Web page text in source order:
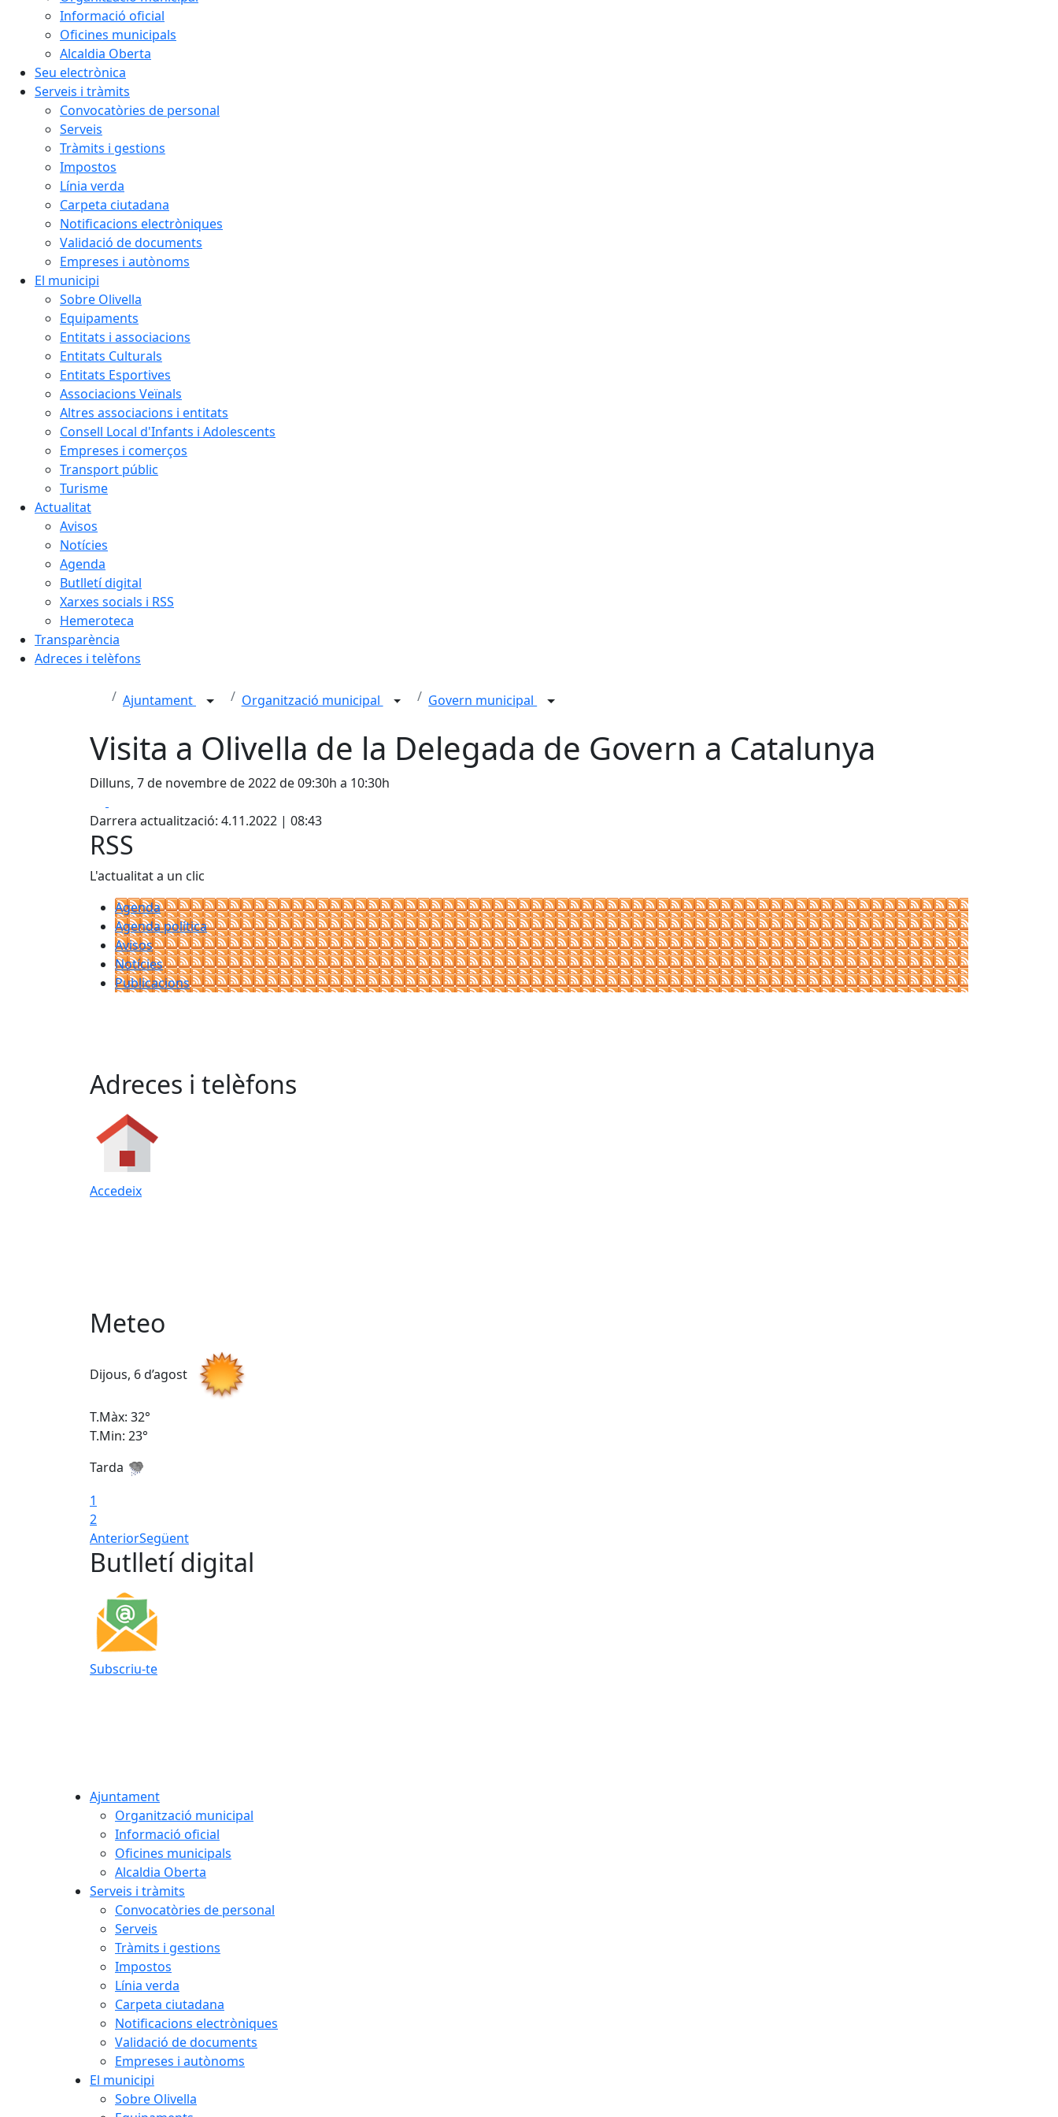
Informació oficial
Oficines municipals
Alcaldia Oberta
Seu electrònica
Serveis i tràmits
Convocatòries de personal
Serveis
Tràmits i gestions
Impostos
Línia verda
Carpeta ciutadana
Notificacions electròniques
Validació de documents
Empreses i autònoms
El municipi
Sobre Olivella
Equipaments
Entitats i associacions
Entitats Culturals
Entitats Esportives
Associacions Veïnals
Altres associacions i entitats
Consell Local d'Infants i Adolescents
Empreses i comerços
Transport públic
Turisme
Actualitat
Avisos
Notícies
Agenda
Butlletí digital
Xarxes socials i RSS
Hemeroteca
Transparència
Adreces i telèfons
Ajuntament Organització municipal Govern municipal
Visita a Olivella de la Delegada de Govern a Catalunya
Dilluns, 7 de novembre de 2022 de 09:30h a 10:30h
Darrera actualització: 4.11.2022 | 08:43
RSS
L'actualitat a un clic
Agenda
Agenda política
Avisos
Notícies
Publicacions
Adreces i telèfons
Accedeix
Meteo
Dijous, 6 d’agost
T.Màx: 32°
T.Min: 23°
Tarda
1
2
AnteriorSegüent
Butlletí digital
Subscriu-te
Ajuntament
Organització municipal
Informació oficial
Oficines municipals
Alcaldia Oberta
Serveis i tràmits
Convocatòries de personal
Serveis
Tràmits i gestions
Impostos
Línia verda
Carpeta ciutadana
Notificacions electròniques
Validació de documents
Empreses i autònoms
El municipi
Sobre Olivella